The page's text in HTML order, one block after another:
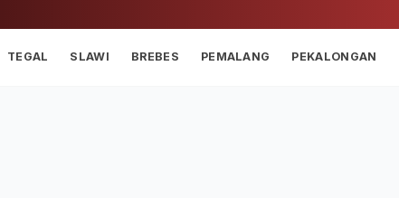
TEGAL SLAWI BREBES PEMALANG PEKALONGAN